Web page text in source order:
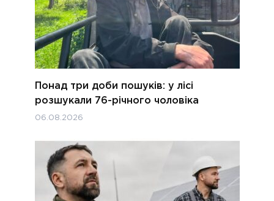
Понад три доби пошуків: у лісі
розшукали 76-річного чоловіка
06.08.2026